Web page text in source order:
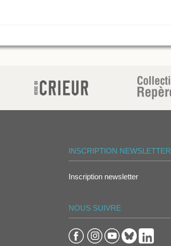
INSCRIPTION NEWSLETTER
Inscription newsletter
NOUS SUIVRE